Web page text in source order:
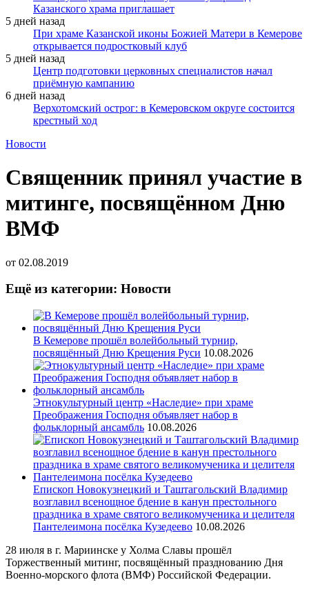
Казанского храма приглашает
5 дней назад
При храме Казанской иконы Божией Матери в Кемерове
открывается подростковый клуб
5 дней назад
Центр подготовки церковных специалистов начал
приёмную кампанию
6 дней назад
Верхотомский острог: в Кемеровском округе состоится
крестный ход
Новости
Священник принял участие в
митинге, посвящённом Дню
ВМФ
от 02.08.2019
Ещё из категории: Новости
В Кемерове прошёл волейбольный турнир,
посвящённый Дню Крещения Руси 10.08.2026
Этнокультурный центр «Наследие» при храме
Преображения Господня объявляет набор в
фольклорный ансамбль 10.08.2026
Епископ Новокузнецкий и Таштагольский Владимир
возглавил всенощное бдение в канун престольного
праздника в храме святого великомученика и целителя
Пантелеимона посёлка Кузедеево 10.08.2026
28 июля в г. Мариинске у Холма Славы прошёл
Торжественный митинг, посвящённый празднованию Дня
Военно-морского флота (ВМФ) Российской Федерации.